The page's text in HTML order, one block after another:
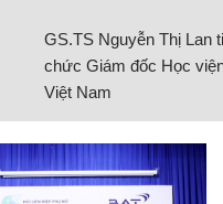
GS.TS Nguyễn Thị Lan
chức Giám đốc Học
Việt Nam